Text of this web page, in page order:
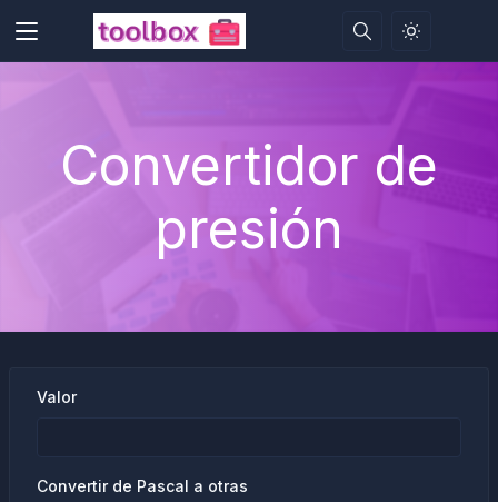
Convertidor de
presión
Valor
Convertir de Pascal a otras